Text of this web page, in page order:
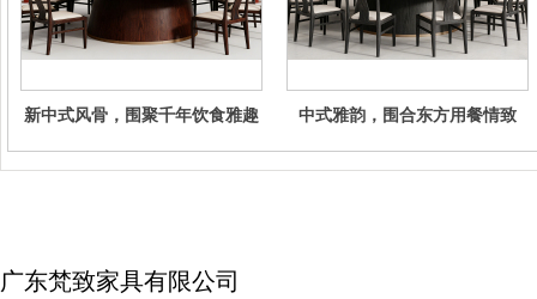
新中式风骨，围聚千年饮食雅趣 中式雅韵，围合东方用餐情致
广东梵致家具有限公司